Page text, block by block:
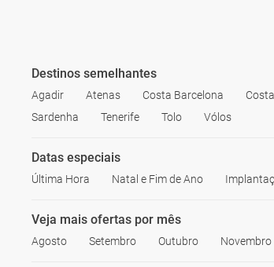
Destinos semelhantes
Agadir Atenas Costa Barcelona
Sardenha
Tenerife Tolo Vólos
Datas especiais
Última Hora Natal e Fim de Ano
Veja mais ofertas por mês
Agosto Setembro Outubro Novembro